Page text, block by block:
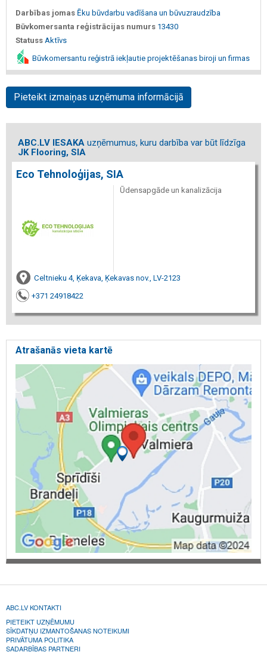
Darbības jomas Ēku būvdarbu vadīšana un būvuzraudzība
Būvkomersanta reģistrācijas numurs 13430
Statuss Aktīvs
Būvkomersantu reģistrā iekļautie projektēšanas biroji un firmas
Pieteikt izmaiņas uzņēmuma informācijā
ABC.LV IESAKA uzņēmumus, kuru darbība var būt līdzīga
JK Flooring, SIA
Eco Tehnoloģijas, SIA
Ūdensapgāde un kanalizācija
Celtnieku 4, Ķekava, Ķekavas nov., LV-2123
+371 24918422
Atrašanās vieta kartē
ABC.LV KONTAKTI
PIETEIKT UZŅĒMUMU
SĪKDATŅU IZMANTOŠANAS NOTEIKUMI
PRIVĀTUMA POLITIKA
SADARBĪBAS PARTNERI